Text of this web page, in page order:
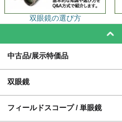
双眼鏡の選び方
中古品/展示特価品
双眼鏡
フィールドスコープ / 単眼鏡